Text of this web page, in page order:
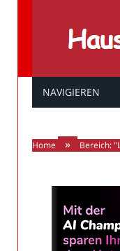
NAVIGIEREN
Home » Bereich: